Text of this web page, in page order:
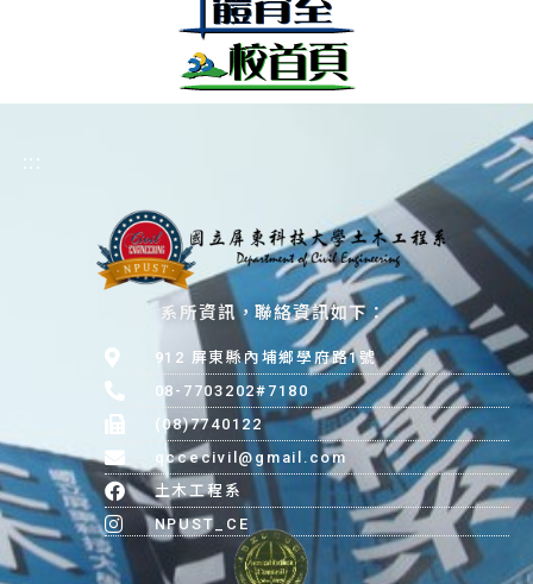
:::
系所資訊，聯絡資訊如下：
912 屏東縣內埔鄉學府路1號
08-7703202#7180
(08)7740122
qccecivil@gmail.com
土木工程系
NPUST_CE